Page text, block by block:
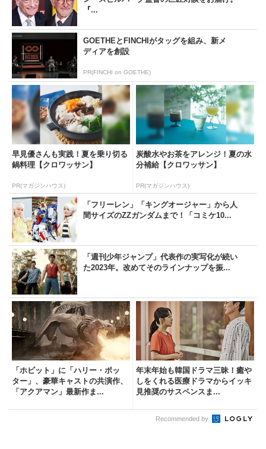
『...
GOETHEとFINCHIがタッグを組み、新メ
ディアを創設
PR(FINCHI on GOETHE)
早見優さんも実践！夏を乗り切る
鍋料理【クロワッサン】
PR(マガジンハウス)
炭酸水やお茶をアレンジ！夏の水
分補給【クロワッサン】
PR(マガジンハウス)
「フリーレン」「キングオージャー」から人
間サイズのZZガンダムまで！「コミケ10...
「週刊少年ジャンプ」代表作の実写化が続い
た2023年。改めてそのラインナップを振...
「ホビット」に「ハリー・ポッ
ター」、豪華キャストの共演作、
「アクアマン」最新作ま...
年末年始も韓国ドラマ三昧！癒や
しをくれる医療ドラマからイッキ
見推奨のサスペンスま...
Recommended by